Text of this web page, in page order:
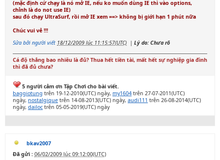
(mặc định cứ chạy là nó mở IE, nếu ko muốn dùng IE thì vào options,
chỉnh là do not use IE)
sau đó chạy UltraSurf, rồi mở IE xem ==> không bị giới hạn 1 phút nữa
Chúc vui vẻ !!!
Sửa bởi người viết 18/12/2009 lúc 11:15:57(UTC) | Lý do: Chưa rõ
Cá độ thắng bao nhiêu là đủ? Thua hết tiền tài, mất hết sự nghiệp gia đình
thì đã đủ chưa?
5 người cảm ơn Tập Chơi cho bài viết.
baggiotung trên 19-12-2010(UTC) ngày, my1604 trên 27-07-2011(UTC)
ngày, nostalgique trên 14-08-2013(UTC) ngày, audi111 trên 26-08-2014(UTC)
ngày, dailoc trên 05-05-2019(UTC) ngày
bkav2007
Đã gửi : 06/02/2009 lúc 09:12:00(UTC)